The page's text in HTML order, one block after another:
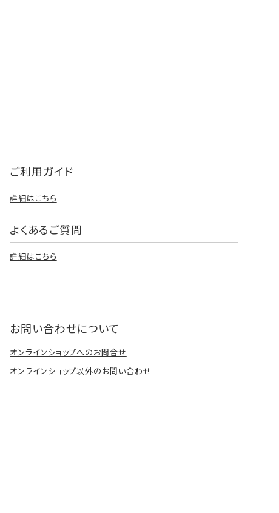
ご利用ガイド
詳細はこちら
よくあるご質問
詳細はこちら
お問い合わせについて
オンラインショップへのお問合せ
オンラインショップ以外のお問い合わせ